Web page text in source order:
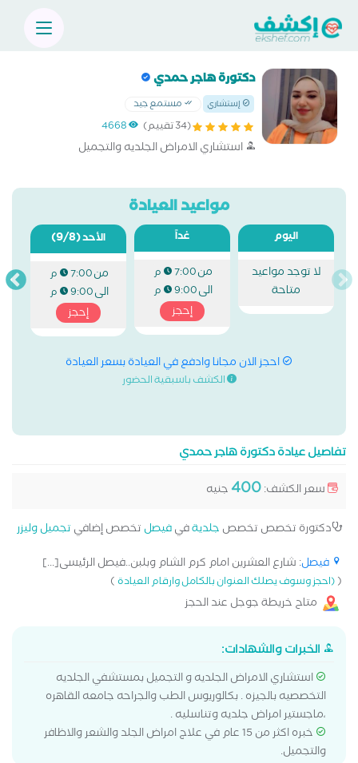
دكتورة هاجر حمدي
إستشاري مستمع جيد
(34 تقييم) 4668
استشاري الامراض الجلديه والتجميل
مواعيد العيادة
اليوم
لا توجد مواعيد
متاحة
غداً
من7:00 م
الى9:00 م
إحجز
الأحد(9/8)
من7:00 م
الى9:00 م
إحجز
احجز الان مجانا وادفع في العيادة بسعر العيادة
الكشف باسبقية الحضور
تفاصيل عيادة دكتورة هاجر حمدي
سعر الكشف:400 جنيه
دكتورة تخصص تخصص جلديةفيفيصل تخصص إضافي تجميل وليزر
فيصل: شارع العشرين امام كرم الشام وبلبن..فيصل الرئيسى[...]
((احجز وسوف يصلك العنوان بالكامل وارقام العيادة)
متاح خريطة جوجل عند الحجز
الخبرات والشهادات:
استشاري الامراض الجلديه و التجميل بمستشفي الجلديه
التخصصيه بالجيزه . بكالوريوس الطب والجراحه جامعه القاهره
،ماجستير امراض جلديه وتناسليه .
خبره اكثر من 15 عام في علاج امراض الجلد والشعر والاظافر
والتجميل.